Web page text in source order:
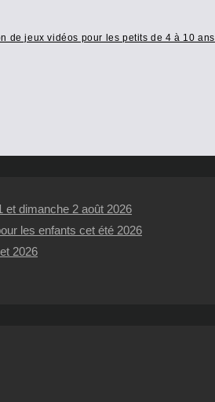
de jeux vidéos pour les petits de 4 à 10 ans
et dimanche 2 août 2026
les enfants cet été 2026
2026